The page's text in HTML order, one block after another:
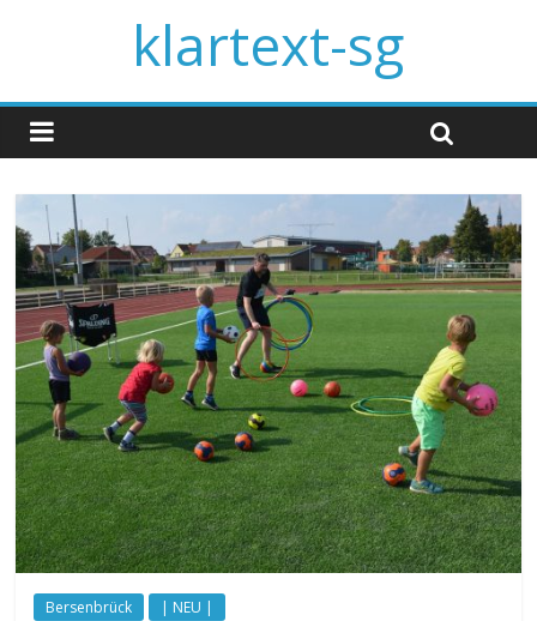
klartext-sg
Bersenbrück | NEU |